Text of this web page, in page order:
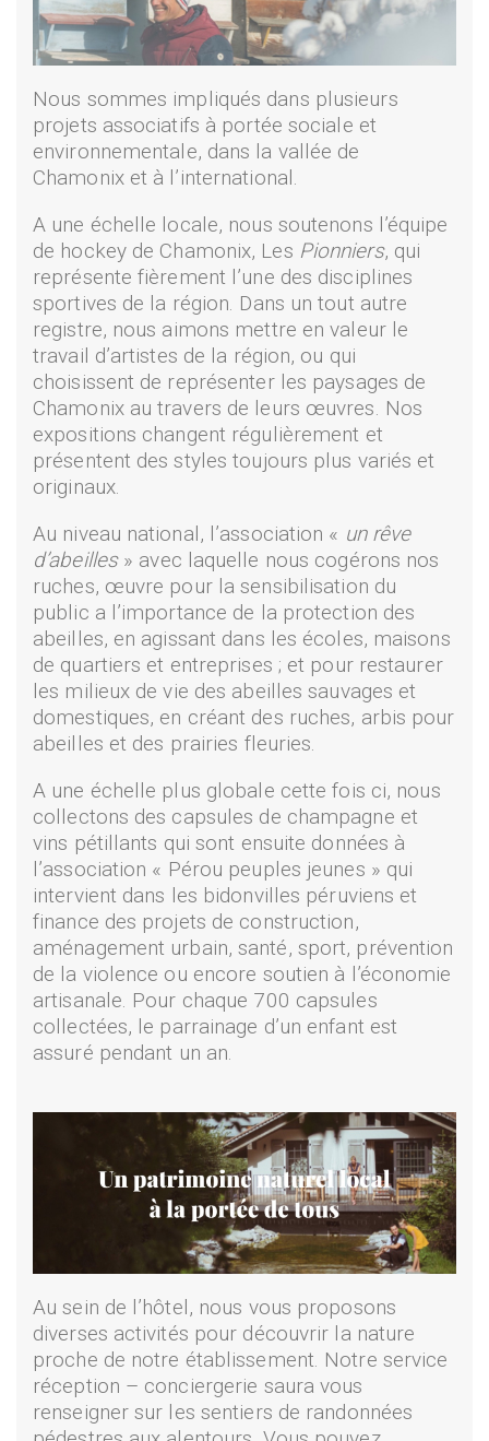
Nous sommes impliqués dans plusieurs
projets associatifs à portée sociale et
environnementale, dans la vallée de
Chamonix et à l’international.
A une échelle locale, nous soutenons l’équipe
de hockey de Chamonix, Les Pionniers, qui
représente fièrement l’une des disciplines
sportives de la région. Dans un tout autre
registre, nous aimons mettre en valeur le
travail d’artistes de la région, ou qui
choisissent de représenter les paysages de
Chamonix au travers de leurs œuvres. Nos
expositions changent régulièrement et
présentent des styles toujours plus variés et
originaux.
Au niveau national, l’association « un rêve
d’abeilles» avec laquelle nous cogérons nos
ruches, œuvre pour la sensibilisation du
public a l’importance de la protection des
abeilles, en agissant dans les écoles, maisons
de quartiers et entreprises ; et pour restaurer
les milieux de vie des abeilles sauvages et
domestiques, en créant des ruches, arbis pour
abeilles et des prairies fleuries.
A une échelle plus globale cette fois ci, nous
collectons des capsules de champagne et
vins pétillants qui sont ensuite données à
l’association « Pérou peuples jeunes » qui
intervient dans les bidonvilles péruviens et
finance des projets de construction,
aménagement urbain, santé, sport, prévention
de la violence ou encore soutien à l’économie
artisanale. Pour chaque 700 capsules
collectées, le parrainage d’un enfant est
assuré pendant un an.
Au sein de l’hôtel, nous vous proposons
diverses activités pour découvrir la nature
proche de notre établissement. Notre service
réception – conciergerie saura vous
renseigner sur les sentiers de randonnées